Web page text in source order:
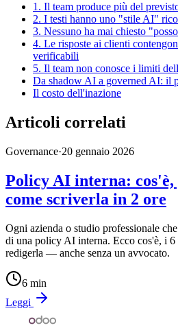
1. Il team produce più del
2. I testi hanno uno "stile AI"
3. Nessuno ha mai chiesto
4. Le risposte ai clienti
verificabili
5. Il team non conosce i limiti
Da shadow AI a governed AI: il
Il costo dell'inazione
Articoli correlati
Governance·20 gennaio 2026
Policy AI interna: cos'è,
come scriverla in 2 ore
Ogni azienda o studio professionale
di una policy AI interna. Ecco cos'è, i
redigerla — anche senza un avvocato.
6 min
Leggi